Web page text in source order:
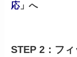
応」へ
STEP 2：フ